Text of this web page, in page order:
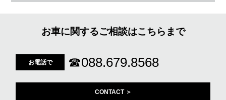
お車に関するご相談はこちらまで
お電話で ☎088.679.8568
CONTACT ＞